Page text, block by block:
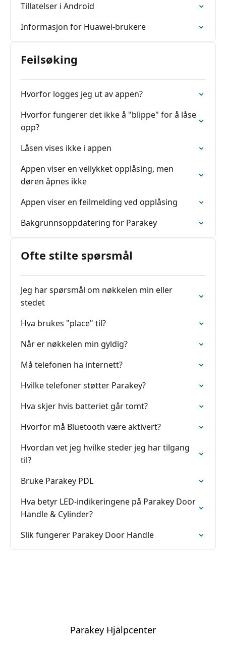
Tillatelser i Android
Informasjon for Huawei-brukere
Feilsøking
Hvorfor logges jeg ut av appen?
Hvorfor fungerer det ikke å "blippe" for å låse
opp?
Låsen vises ikke i appen
Appen viser en vellykket opplåsing, men
døren åpnes ikke
Appen viser en feilmelding ved opplåsing
Bakgrunnsoppdatering för Parakey
Ofte stilte spørsmål
Jeg har spørsmål om nøkkelen min eller
stedet
Hva brukes "place" til?
Når er nøkkelen min gyldig?
Må telefonen ha internett?
Hvilke telefoner støtter Parakey?
Hva skjer hvis batteriet går tomt?
Hvorfor må Bluetooth være aktivert?
Hvordan vet jeg hvilke steder jeg har tilgang
til?
Bruke Parakey PDL
Hva betyr LED-indikeringene på Parakey Door
Handle & Cylinder?
Slik fungerer Parakey Door Handle
Parakey Hjälpcenter